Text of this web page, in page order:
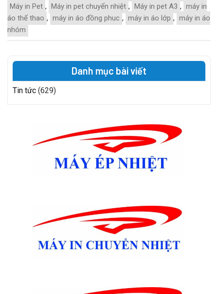
Máy in Pet , Máy in pet chuyển nhiệt , Máy in pet A3 , máy in
áo thể thao , máy in áo đồng phuc , máy in áo lớp , máy in áo
nhóm
Danh mục bài viết
Tin tức (629)